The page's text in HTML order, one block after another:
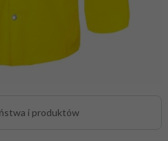
i produktów